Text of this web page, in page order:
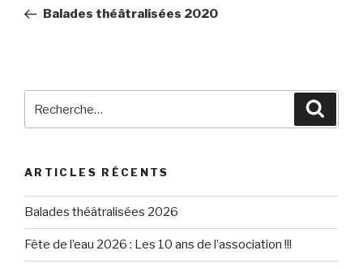
l’article
précédent
Balades théâtralisées 2020
ARTICLES RÉCENTS
Balades théâtralisées 2026
Fête de l’eau 2026 : Les 10 ans de l’association !!!